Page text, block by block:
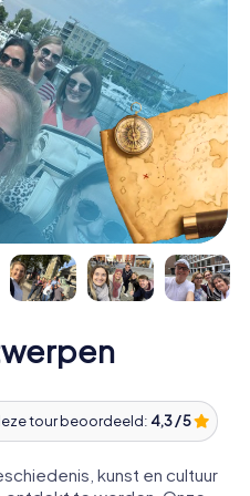
tour beoordeeld: 4,3 / 5
kunst en cultuur